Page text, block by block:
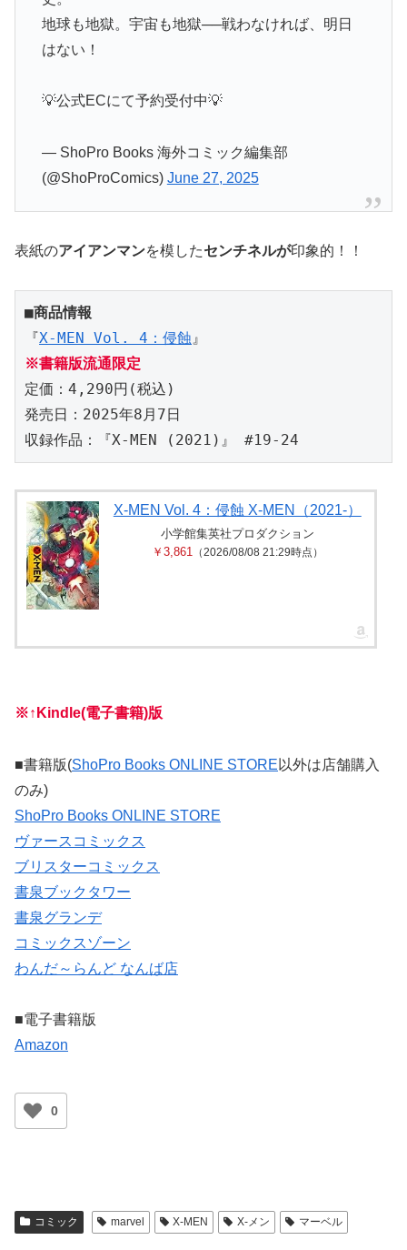
地球も地獄。宇宙も地獄──戦わなければ、明日
はない！
💡公式ECにて予約受付中💡
— ShoPro Books 海外コミック編集部
(@ShoProComics) June 27, 2025
表紙のアイアンマンを模したセンチネルが印象的！！
■商品情報
『X-MEN Vol. 4：侵蝕』
※書籍版流通限定
定価：4,290円(税込)
発売日：2025年8月7日
収録作品：『X-MEN (2021)』 #19-24
X-MEN Vol. 4：侵蝕 X-MEN（2021-）
小学館集英社プロダクション
￥3,861
（2026/08/08 21:29時点）
※↑Kindle(電子書籍)版
■書籍版(ShoPro Books ONLINE STORE 以外は店舗購入
のみ)
ShoPro Books ONLINE STORE
ヴァースコミックス
ブリスターコミックス
書泉ブックタワー
書泉グランデ
コミックスゾーン
わんだ～らんど なんば店
■電子書籍版
Amazon
0
コミック marvel X-MEN X-メン マーベル